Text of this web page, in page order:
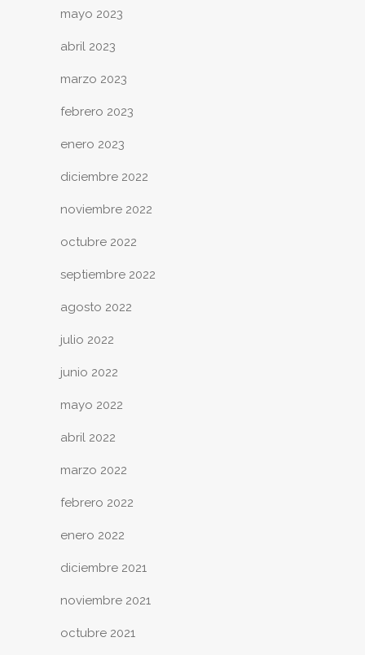
mayo 2023
abril 2023
marzo 2023
febrero 2023
enero 2023
diciembre 2022
noviembre 2022
octubre 2022
septiembre 2022
agosto 2022
julio 2022
junio 2022
mayo 2022
abril 2022
marzo 2022
febrero 2022
enero 2022
diciembre 2021
noviembre 2021
octubre 2021